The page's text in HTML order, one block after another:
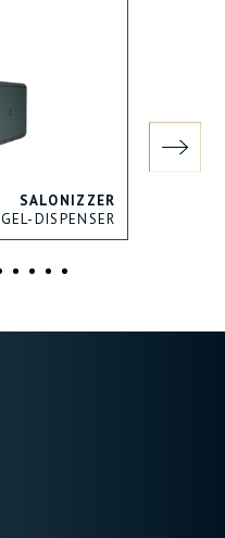
SALONIZZER
GEL-DISPENSER